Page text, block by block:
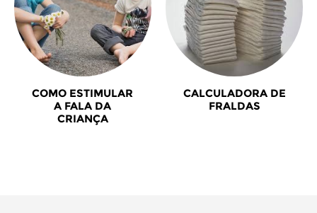
COMO ESTIMULAR
A FALA DA
CRIANÇA
CALCULADORA DE
FRALDAS